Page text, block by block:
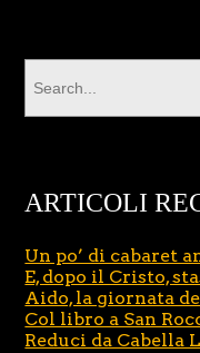
ARTICOLI
Un po’ di cabaret
E, dopo il Cristo,
Aido, la giornata
Col libro a San
Reduci da Cabella